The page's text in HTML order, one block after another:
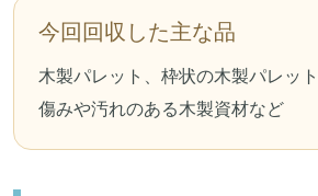
今回回収した主な品
木製パレット、枠状の木製パレッ
傷みや汚れのある木製資材など